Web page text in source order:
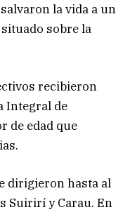
la vida a un
sobre la
recibieron
Integral de
de edad que
dirigieron hasta al
Suirirí y Carau. En